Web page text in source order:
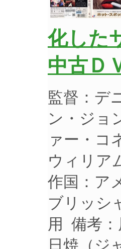
化した
中古Ｄ
監督：デ
ン・ジョ
ァー・コ
ウィリア
作国：ア
ブリッシ
用 備考
日焼（ジ